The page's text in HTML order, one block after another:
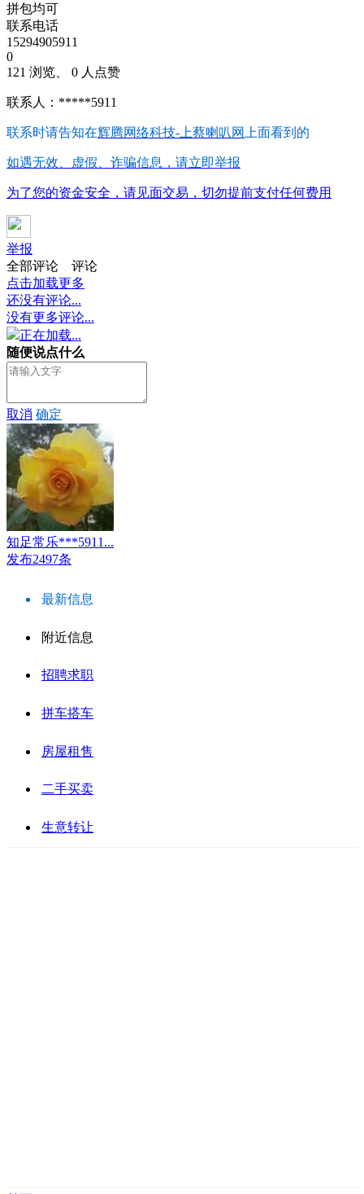
拼包均可
联系电话
15294905911
0
121 浏览、 0 人点赞
联系人：*****5911
联系时请告知在辉腾网络科技-上蔡喇叭网 上面看到的
如遇无效、虚假、诈骗信息，请立即举报
为了您的资金安全，请见面交易，切勿提前支付任何费用
举报
全部评论
评论
点击加载更多
还没有评论...
没有更多评论...
正在加载...
随便说点什么
取消 确定
知足常乐***5911...
发布2497条
最新信息
附近信息
招聘求职
拼车搭车
房屋租售
二手买卖
生意转让